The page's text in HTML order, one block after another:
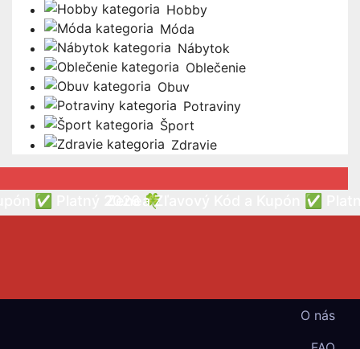
Hobby
Móda
Nábytok
Oblečenie
Obuv
Potraviny
Šport
Zdravie
✅ Platný 2026 🍀Zenea Zľavový Kód a Kupón ✅
O nás